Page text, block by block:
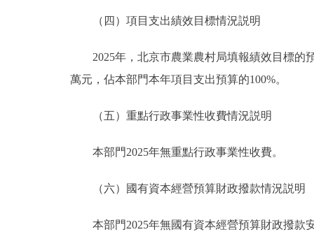
（四）項目支出績效目標情況説明
2025年，北京市農業農村局填報績效目標的預
萬元，佔本部門本年項目支出預算的100%。
（五）重點行政事業性收費情況説明
本部門2025年無重點行政事業性收費。
（六）國有資本經營預算財政撥款情況説明
本部門2025年無國有資本經營預算財政撥款